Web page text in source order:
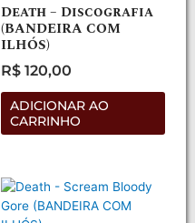
Death – Discografia
(BANDEIRA COM
ILHÓS)
Avaliação
0
R$ 120,00
ADICIONAR AO
CARRINHO